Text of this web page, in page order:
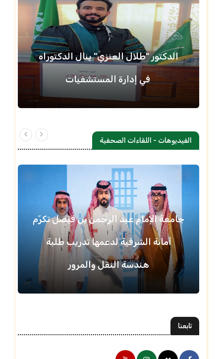
الدكتور "طلال العنزي" ينال الدكتوراه
في إدارة المستشفيات
الفيديوهات - اللقاءات الصحفية
جامعة الإمام عبد الرحمن بن فيصل تكرّم
أمانة الشرقية لدعمها تدريب طلبة
هندسة النقل والمرور
تابعنا